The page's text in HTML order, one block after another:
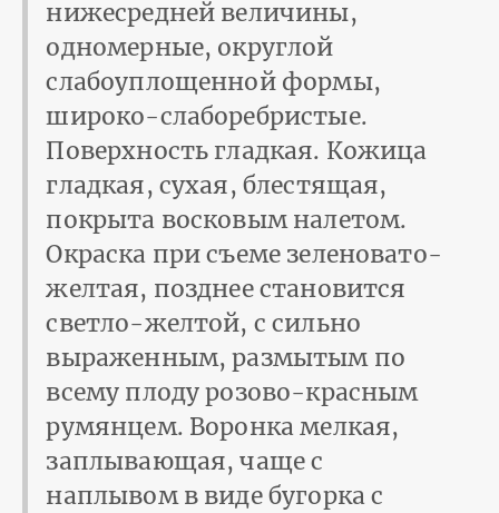
нижесредней величины,
одномерные, округлой
слабоуплощенной формы,
широко-слаборебристые.
Поверхность гладкая. Кожица
гладкая, сухая, блестящая,
покрыта восковым налетом.
Окраска при съеме зеленовато-
желтая, позднее становится
светло-желтой, с сильно
выраженным, размытым по
всему плоду розово-красным
румянцем. Воронка мелкая,
заплывающая, чаще с
наплывом в виде бугорка с